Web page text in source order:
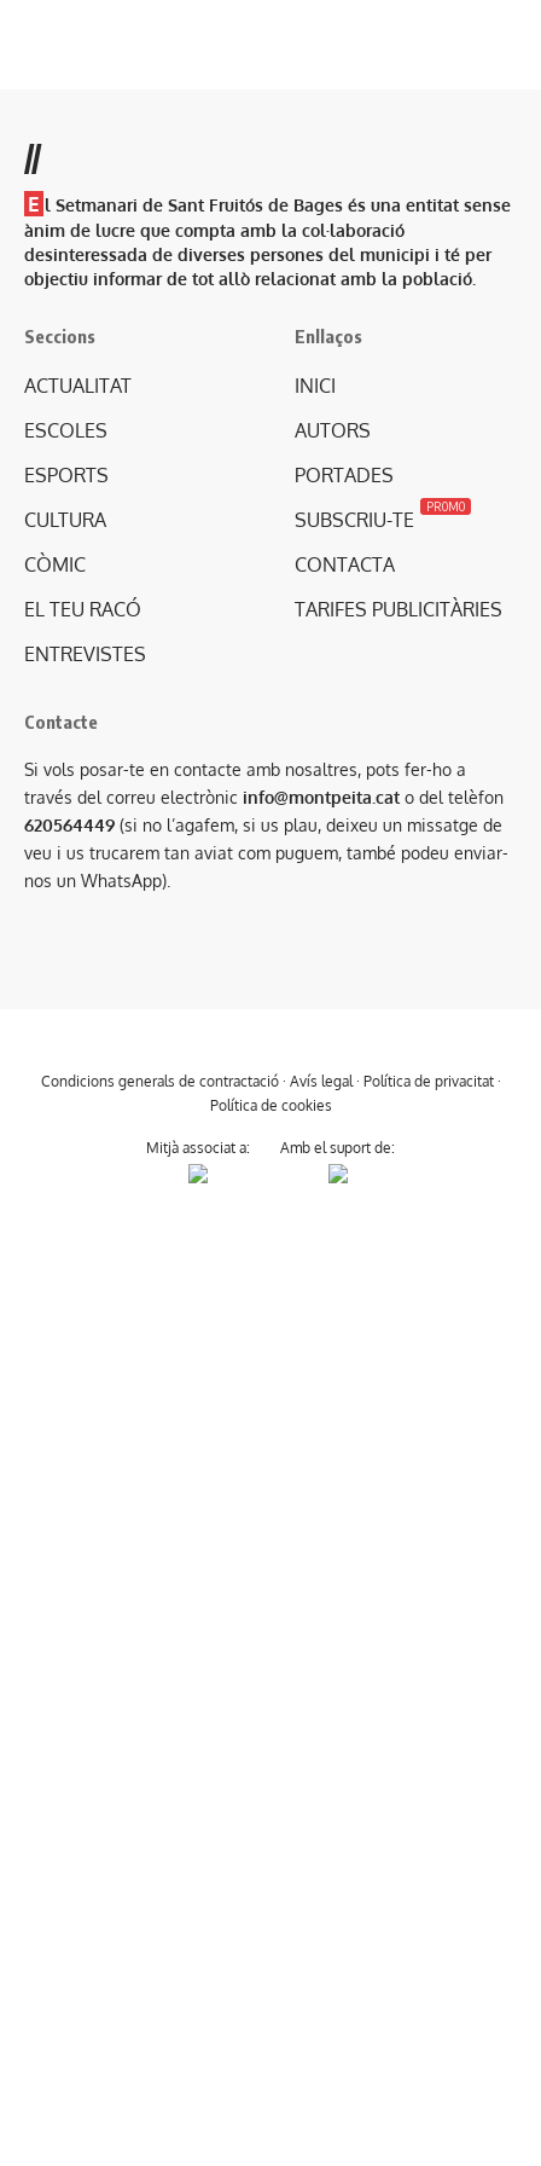
//
E l Setmanari de Sant Fruitós de Bages és una entitat sense
ànim de lucre que compta amb la col·laboració
desinteressada de diverses persones del municipi i té per
objectiu informar de tot allò relacionat amb la població.
Seccions
ACTUALITAT
ESCOLES
ESPORTS
CULTURA
CÒMIC
EL TEU RACÓ
ENTREVISTES
Enllaços
INICI
AUTORS
PORTADES
SUBSCRIU-TE
PROMO
CONTACTA
TARIFES PUBLICITÀRIES
Contacte
Si vols posar-te en contacte amb nosaltres, pots fer-ho a
través del correu electrònic info@montpeita.cat o del telèfon
620564449 (si no l’agafem, si us plau, deixeu un missatge de
veu i us trucarem tan aviat com puguem, també podeu enviar-
nos un WhatsApp).
Condicions generals de contractació· Avís legal· Política de privacitat·
Política de cookies
Mitjà associat a: Amb el suport de: